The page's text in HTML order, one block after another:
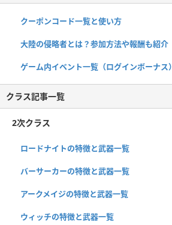
クーポンコード一覧と使い方
大陸の侵略者とは？参加方法や報酬も紹介
ゲーム内イベント一覧（ログインボーナス）
クラス記事一覧
2次クラス
ロードナイトの特徴と武器一覧
バーサーカーの特徴と武器一覧
アークメイジの特徴と武器一覧
ウィッチの特徴と武器一覧